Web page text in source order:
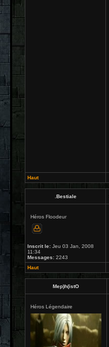
Haut
.Bestiale
Héros Floodeur
Inscrit le: Jeu 03 Jan, 2008
11:34
Messages: 2243
Haut
Mep)h(istO
Héros Légendaire